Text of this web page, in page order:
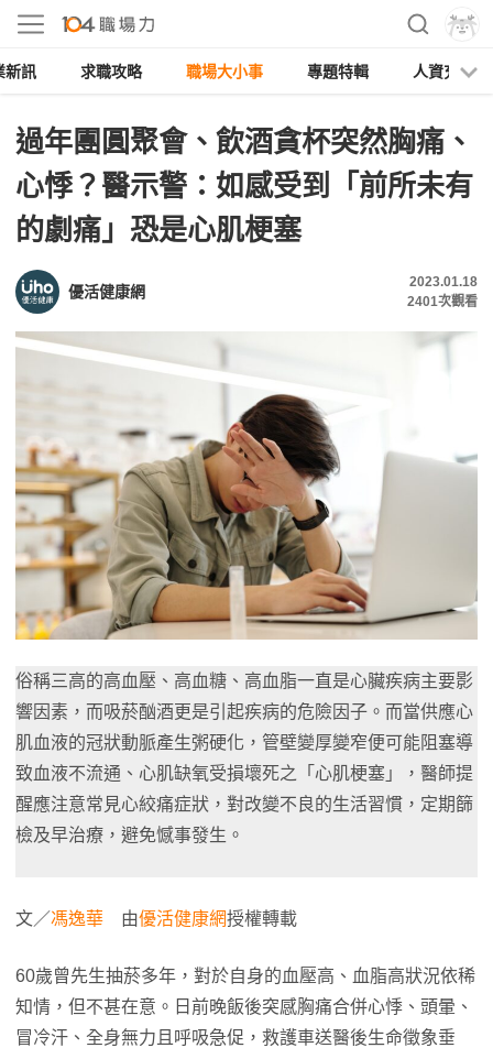
新訊 求職攻略 職場大小事 專題特輯 人資充電
過年團圓聚會、飲酒貪杯突然胸痛、
心悸？醫示警：如感受到「前所未有
的劇痛」恐是心肌梗塞
優活健康網
2023.01.18
2401次觀看
俗稱三高的高血壓、高血糖、高血脂一直是心臟疾病主要影
響因素，而吸菸酗酒更是引起疾病的危險因子。而當供應心
肌血液的冠狀動脈產生粥硬化，管壁變厚變窄便可能阻塞導
致血液不流通、心肌缺氧受損壞死之「心肌梗塞」，醫師提
醒應注意常見心絞痛症狀，對改變不良的生活習慣，定期篩
檢及早治療，避免憾事發生。
文／馮逸華 由優活健康網授權轉載
60歲曾先生抽菸多年，對於自身的血壓高、血脂高狀況依稀
知情，但不甚在意。日前晚飯後突感胸痛合併心悸、頭暈、
冒冷汗、全身無力且呼吸急促，救護車送醫後生命徵象垂